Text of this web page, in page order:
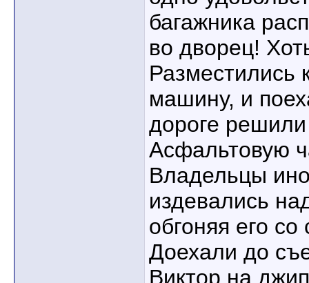
багажника
во дворец!
Разместились
машину, и
дороге
Асфальтовую
Владельцы
издевались
обгоняя его
Доехали до
Виктор на